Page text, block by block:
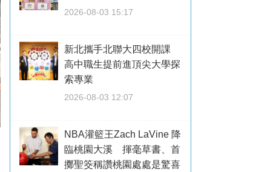
2026-08-03 15:17
新北攜手北聯大四校開課
高中職生提前進頂尖大學探
索專業
2026-08-03 12:07
NBA灌籃王Zach LaVine 降
臨桃園大溪 揮毫草書、首
擲聖筊稱讚桃園處處是驚喜